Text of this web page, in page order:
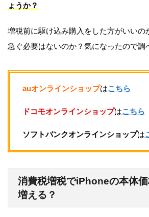
ょうか？
増税前に駆け込み購入をした方がいいの
急ぐ必要はないのか？気になったので調
auオンラインショップはこちら
ドコモオンラインショップはこちら
ソフトバンクオンラインショップは
消費税増税でiPhoneの本体
増える？